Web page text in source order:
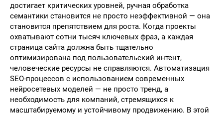
достигает критических уровней, ручная обработка
семантики становится не просто неэффективной — она
становится препятствием для роста. Когда проекты
охватывают сотни тысяч ключевых фраз, а каждая
страница сайта должна быть тщательно
оптимизирована под пользовательский интент,
человеческие ресурсы не справляются. Автоматизация
SEO-процессов с использованием современных
нейросетевых моделей — не просто тренд, а
необходимость для компаний, стремящихся к
масштабируемому и устойчивому продвижению. В этой